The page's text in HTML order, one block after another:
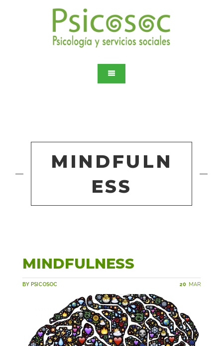
MINDFULN
ESS
MINDFULNESS
BY PSICOSOC 20 MAR